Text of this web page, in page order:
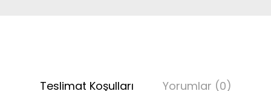
Teslimat Koşulları Yorumlar (0)